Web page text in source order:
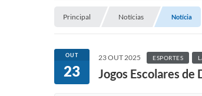
Processo de Contratação -
Concursos e Processos Seletivos
Principal Notícias Notícia
OUT
23
23 OUT 2025 ESPORTES
Jogos Escolares